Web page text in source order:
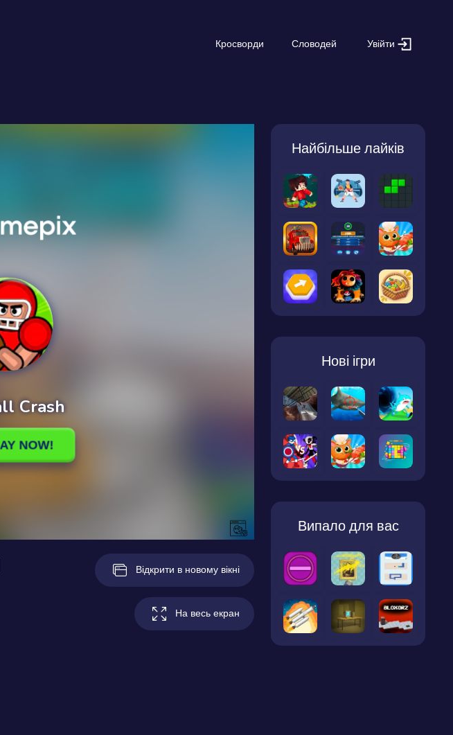
Кросворди Словодей Увійти
Відкрити в новому вікні
На весь екран
Найбільше лайків
Нові ігри
Випало для вас